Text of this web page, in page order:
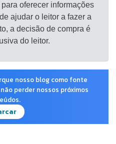
oferecer informações
ajudar o leitor a fazer a
a decisão de compra é
do leitor.
nosso blog como fonte
perder nossos próximos